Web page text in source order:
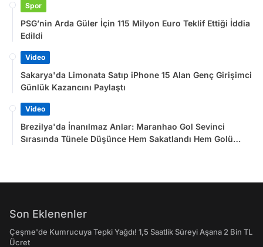
Spor
PSG’nin Arda Güler İçin 115 Milyon Euro Teklif Ettiği İddia
Edildi
Video
Sakarya'da Limonata Satıp iPhone 15 Alan Genç Girişimci
Günlük Kazancını Paylaştı
Video
Brezilya'da İnanılmaz Anlar: Maranhao Gol Sevinci
Sırasında Tünele Düşünce Hem Sakatlandı Hem Golü
Son Eklenenler
Çeşme'de Kumrucuya Tepki Yağdı! 1,5 Saatlik Süreyi Aşana 2 Bin TL
Ücret